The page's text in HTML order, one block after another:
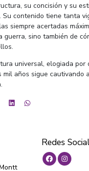
su concisión y su
contenido tiene tanta
siempre acertadas
sino también de
universal, elogiada por
años sigue cautivando
Redes